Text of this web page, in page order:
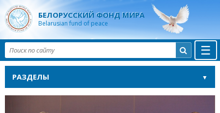
БЕЛОРУССКИЙ ФОНД МИРА
Belarusian fund of peace
☰

РАЗДЕЛЫ